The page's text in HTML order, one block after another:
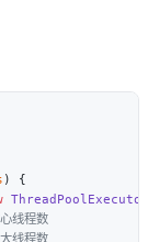
ThreadPoolExecutor